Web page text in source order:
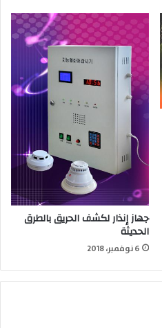
جهاز إنذار لكشف الحريق بالطرق
الحديثة
6 نوفمبر، 2018